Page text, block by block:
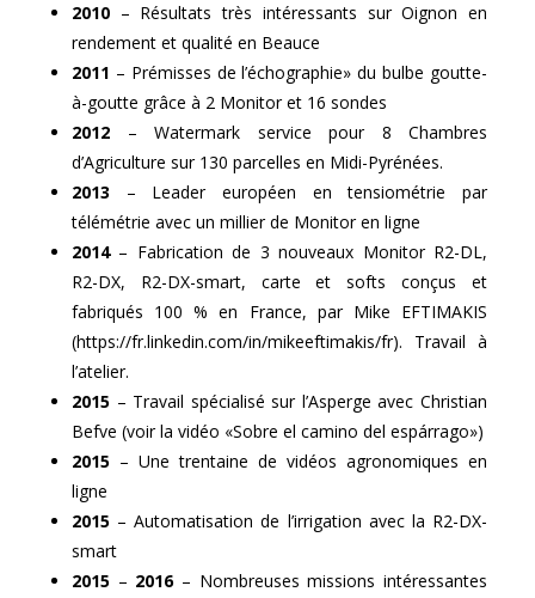
2010 – Résultats très intéressants sur Oignon en
rendement et qualité en Beauce
2011 – Prémisses de l’échographie» du bulbe goutte-
à-goutte grâce à 2 Monitor et 16 sondes
2012 – Watermark service pour 8 Chambres
d’Agriculture sur 130 parcelles en Midi-Pyrénées.
2013 – Leader européen en tensiométrie par
télémétrie avec un millier de Monitor en ligne
2014– Fabrication de 3 nouveaux Monitor R2-DL,
R2-DX, R2-DX-smart, carte et softs conçus et
fabriqués 100 % en France, par Mike EFTIMAKIS
(https://fr.linkedin.com/in/mikeeftimakis/fr). Travail à
l’atelier.
2015 – Travail spécialisé sur l’Asperge avec Christian
Befve (voir la vidéo «Sobre el camino del espárrago»)
2015 – Une trentaine de vidéos agronomiques en
ligne
2015 – Automatisation de l’irrigation avec la R2-DX-
smart
2015 – 2016– Nombreuses missions intéressantes